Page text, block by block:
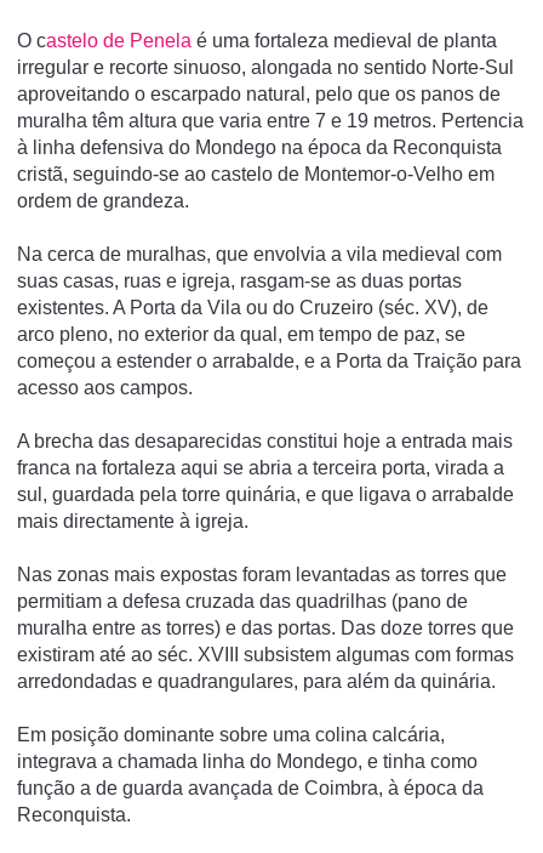
O castelo de Penela é uma fortaleza medieval de planta
irregular e recorte sinuoso, alongada no sentido Norte-Sul
aproveitando o escarpado natural, pelo que os panos de
muralha têm altura que varia entre 7 e 19 metros. Pertencia
à linha defensiva do Mondego na época da Reconquista
cristã, seguindo-se ao castelo de Montemor-o-Velho em
ordem de grandeza.
Na cerca de muralhas, que envolvia a vila medieval com
suas casas, ruas e igreja, rasgam-se as duas portas
existentes. A Porta da Vila ou do Cruzeiro (séc. XV), de
arco pleno, no exterior da qual, em tempo de paz, se
começou a estender o arrabalde, e a Porta da Traição para
acesso aos campos.
A brecha das desaparecidas constitui hoje a entrada mais
franca na fortaleza aqui se abria a terceira porta, virada a
sul, guardada pela torre quinária, e que ligava o arrabalde
mais directamente à igreja.
Nas zonas mais expostas foram levantadas as torres que
permitiam a defesa cruzada das quadrilhas (pano de
muralha entre as torres) e das portas. Das doze torres que
existiram até ao séc. XVIII subsistem algumas com formas
arredondadas e quadrangulares, para além da quinária.
Em posição dominante sobre uma colina calcária,
integrava a chamada linha do Mondego, e tinha como
função a de guarda avançada de Coimbra, à época da
Reconquista.